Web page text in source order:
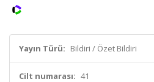
Yayın Türü: Bildiri / Özet Bildiri
Cilt numarası: 41